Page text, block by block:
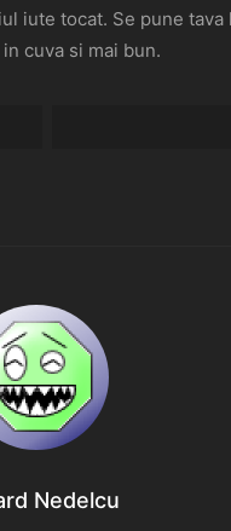
iute tocat. Se pune
cuva si mai bun.
Nedelcu